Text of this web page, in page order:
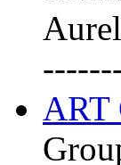
ART